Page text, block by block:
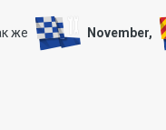
же November,